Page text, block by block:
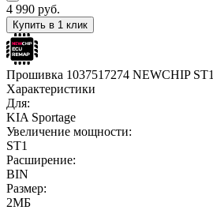
4 990 руб.
Купить в 1 клик
Прошивка 1037517274 NEWCHIP ST1
Характеристики
Для:
KIA Sportage
Увеличение мощности:
ST1
Расширение:
BIN
Размер:
2МБ